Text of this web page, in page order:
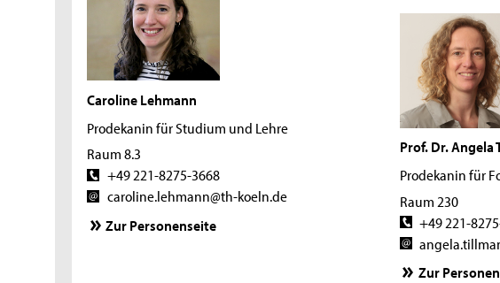
f
ü
r
A
n
g
Caroline Lehmann
Prodekanin für Studium und Lehre
Raum 8.3
+49 221-8275-3668
caroline.lehmann@th-koeln.de
Zur Personenseite
Prof. Dr. Angela
Prodekanin für
Raum 230
+49 221-
Zur